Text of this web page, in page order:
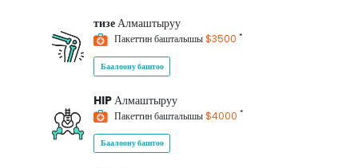
тизеАлмаштыруу
Пакеттин башталышы$3500 *
Баалоону баштоо
HIPАлмаштыруу
Пакеттин башталышы$4000 *
Баалоону баштоо